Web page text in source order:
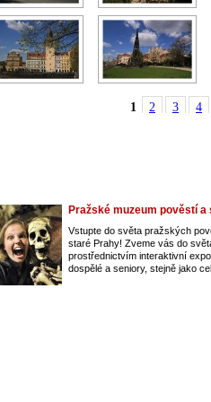
1 2 3 4
Pražské muzeum pověstí a
Vstupte do světa pražských
staré Prahy! Zveme vás do
prostřednictvím interaktivní
dospělé a seniory, stejně jako